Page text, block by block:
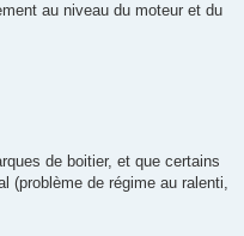
au niveau du moteur et du
de boitier, et que certains
(problème de régime au ralenti,